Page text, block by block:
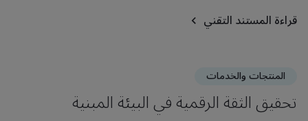
قراءة المستند التقني
المنتجات والخدمات
تحقيق الثقة الرقمية في البيئة المبنية